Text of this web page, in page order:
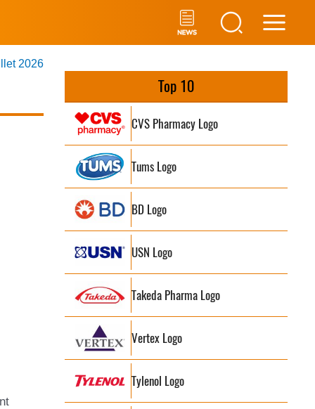
2026
Top 10
CVS Pharmacy Logo
Tums Logo
BD Logo
USN Logo
Takeda Pharma Logo
Vertex Logo
Tylenol Logo